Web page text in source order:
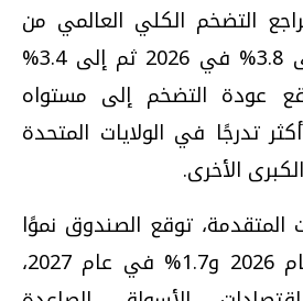
التضخم الكلي العالمي من
4.1% في 2025 إلى 3.8% في 2026 ثم إلى 3.4%
توقع عودة التضخم إلى مستواه
تدرجًا في الولايات المتحدة
الأخرى.
المتقدمة، توقع الصندوق نموًا
بنسبة 1.8% في عام 2026 و1.7% في عام 2027،